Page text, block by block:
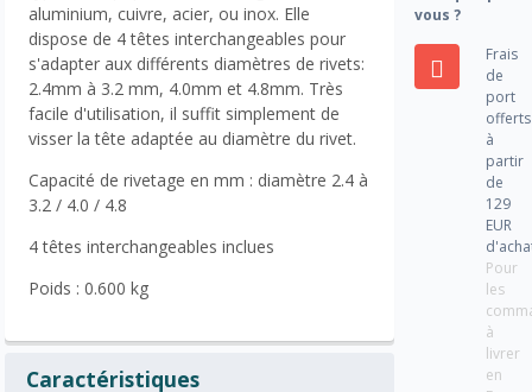
aluminium, cuivre, acier, ou inox. Elle
dispose de 4 têtes interchangeables pour
s'adapter aux différents diamètres de rivets:
2.4mm à 3.2 mm, 4.0mm et 4.8mm. Très
facile d'utilisation, il suffit simplement de
visser la tête adaptée au diamètre du rivet.
Capacité de rivetage en mm : diamètre 2.4 à
3.2 / 4.0 / 4.8
4 têtes interchangeables inclues
Poids : 0.600 kg
Caractéristiques
vous ?
Frais
de
port
offerts
à
partir
de
129
EUR
Pour
les
à
livrer
en